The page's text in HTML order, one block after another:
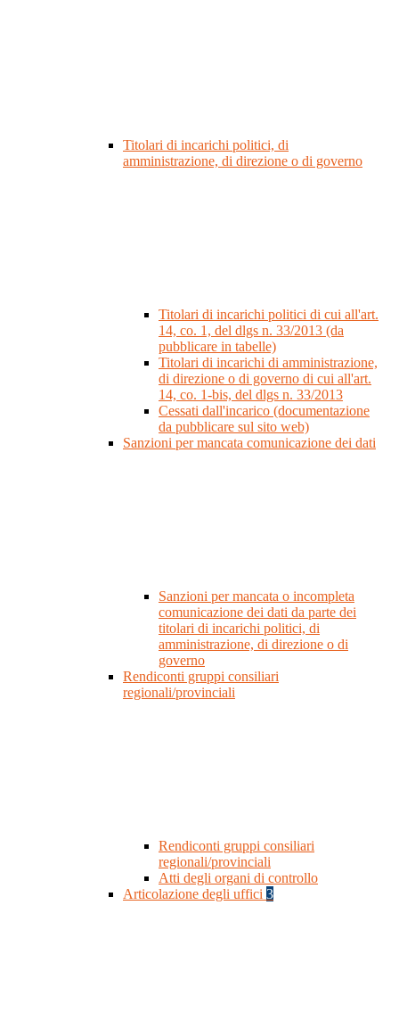
Titolari di incarichi politici, di
amministrazione, di direzione o di governo
Titolari di incarichi politici di cui all'art.
14, co. 1, del dlgs n. 33/2013 (da
pubblicare in tabelle)
Titolari di incarichi di amministrazione,
di direzione o di governo di cui all'art.
14, co. 1-bis, del dlgs n. 33/2013
Cessati dall'incarico (documentazione
da pubblicare sul sito web)
Sanzioni per mancata comunicazione dei dati
Sanzioni per mancata o incompleta
comunicazione dei dati da parte dei
titolari di incarichi politici, di
amministrazione, di direzione o di
governo
Rendiconti gruppi consiliari
regionali/provinciali
Rendiconti gruppi consiliari
regionali/provinciali
Atti degli organi di controllo
Articolazione degli uffici 3